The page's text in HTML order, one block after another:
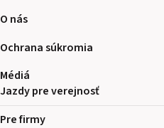
O nás
Ochrana súkromia
Médiá
Jazdy pre verejnosť
Pre firmy